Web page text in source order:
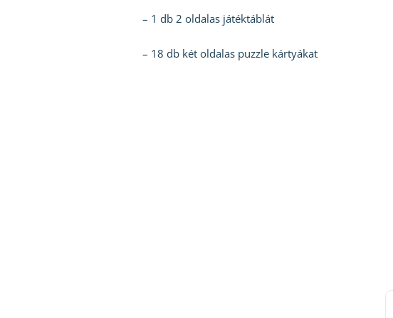
– 1 db 2 oldalas játéktáblát
– 18 db két oldalas puzzle kártyákat